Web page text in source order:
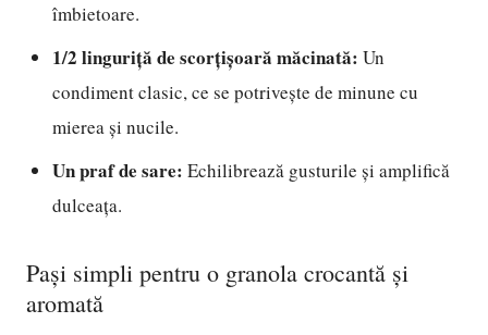
îmbietoare.
1/2 linguriță de scorțișoară măcinată: Un
condiment clasic, ce se potrivește de minune cu
mierea și nucile.
Un praf de sare: Echilibrează gusturile și amplifică
dulceața.
Pași simpli pentru o granola crocantă și
aromată